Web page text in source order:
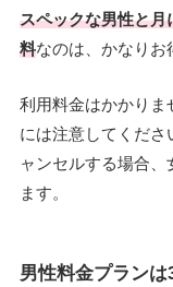
スペックな男性と月
料なのは、かなりお
利用料金はかかりま
には注意してくだ
ャンセルする場合
ます。
男性料金プランは